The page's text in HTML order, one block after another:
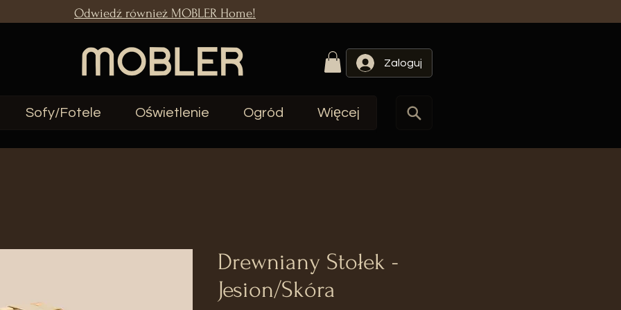
Odwiedź również MOBLER Home!
Zaloguj
Sofy/Fotele Oświetlenie Ogród Więcej
Drewniany Stołek -
Jesion/Skóra